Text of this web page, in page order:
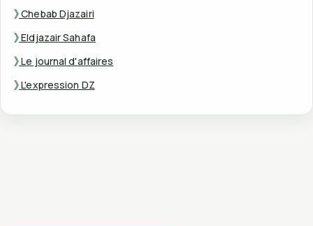
Chebab Djazairi
Eldjazair Sahafa
Le journal d'affaires
L'expression DZ